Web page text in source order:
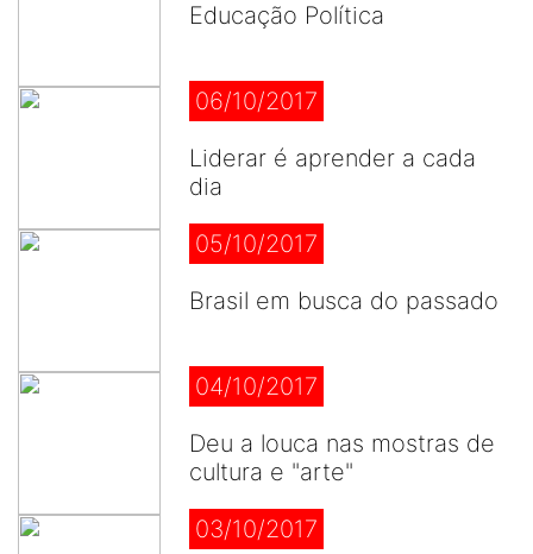
Educação Política
06/10/2017
Liderar é aprender a cada
dia
05/10/2017
Brasil em busca do passado
04/10/2017
Deu a louca nas mostras de
cultura e "arte"
03/10/2017